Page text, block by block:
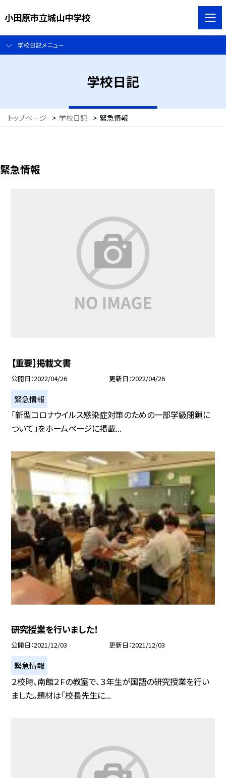
小田原市立城山中学校
学校日記メニュー
学校日記
トップページ > 学校日記 > 緊急情報
緊急情報
【重要】掲載文書
公開日 2022/04/26 更新日 2022/04/26
緊急情報
「新型コロナウイルス感染症対策のための一部学級閉鎖に
ついて」をホームページに掲載...
研究授業を行いました！
公開日 2021/12/03 更新日 2021/12/03
緊急情報
２校時、南館２Ｆの教室で、３年生が国語の研究授業を行い
ました。題材は「校長先生に...